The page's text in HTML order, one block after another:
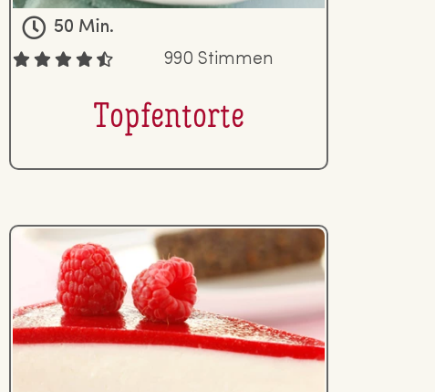
50 Min.
990 Stimmen
Top­fen­tor­te